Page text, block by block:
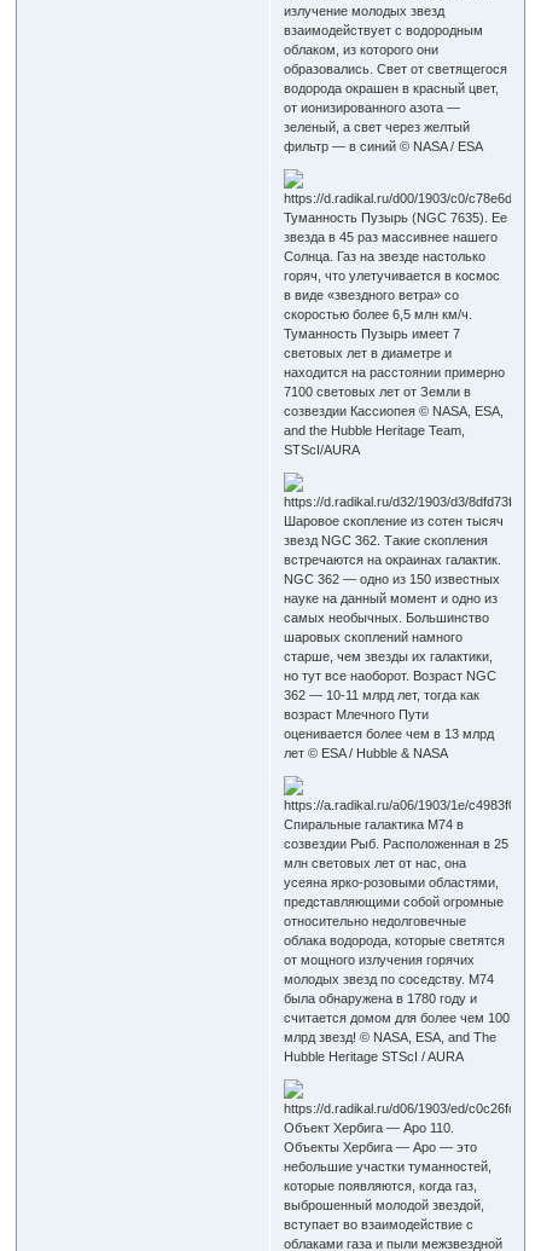
излучение молодых звезд
взаимодействует с водородным
облаком, из которого они
образовались. Свет от светящегося
водорода окрашен в красный цвет,
от ионизированного азота —
зеленый, а свет через желтый
фильтр — в синий © NASA / ESA
Туманность Пузырь (NGC 7635). Ее
звезда в 45 раз массивнее нашего
Солнца. Газ на звезде настолько
горяч, что улетучивается в космос
в виде «звездного ветра» со
скоростью более 6,5 млн км/ч.
Туманность Пузырь имеет 7
световых лет в диаметре и
находится на расстоянии примерно
7100 световых лет от Земли в
созвездии Кассиопея © NASA, ESA,
and the Hubble Heritage Team,
STScI/AURA
Шаровое скопление из сотен тысяч
звезд NGC 362. Такие скопления
встречаются на окраинах галактик.
NGC 362 — одно из 150 известных
науке на данный момент и одно из
самых необычных. Большинство
шаровых скоплений намного
старше, чем звезды их галактики,
но тут все наоборот. Возраст NGC
362 — 10-11 млрд лет, тогда как
возраст Млечного Пути
оценивается более чем в 13 млрд
лет © ESA / Hubble & NASA
Спиральные галактика M74 в
созвездии Рыб. Расположенная в 25
млн световых лет от нас, она
усеяна ярко-розовыми областями,
представляющими собой огромные
относительно недолговечные
облака водорода, которые светятся
от мощного излучения горячих
молодых звезд по соседству. M74
была обнаружена в 1780 году и
считается домом для более чем 100
млрд звезд! © NASA, ESA, and The
Hubble Heritage STScI / AURA
Объект Хербига — Аро 110.
Объекты Хербига — Аро — это
небольшие участки туманностей,
которые появляются, когда газ,
выброшенный молодой звездой,
вступает во взаимодействие с
облаками газа и пыли межзвездной